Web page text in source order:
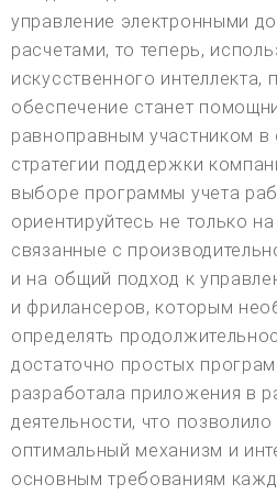
управление электронными
расчетами, то теперь,
искусственного интеллекта,
обеспечение станет
равноправным участником
стратегии поддержки
выборе программы учета
ориентируйтесь не только
связанные с
и на общий подход к
и фрилансеров, которым
определять
достаточно простых
разработала приложения в
деятельности, что
оптимальный механизм и
основным требованиям